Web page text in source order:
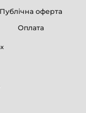
Публічна оферта
Оплата